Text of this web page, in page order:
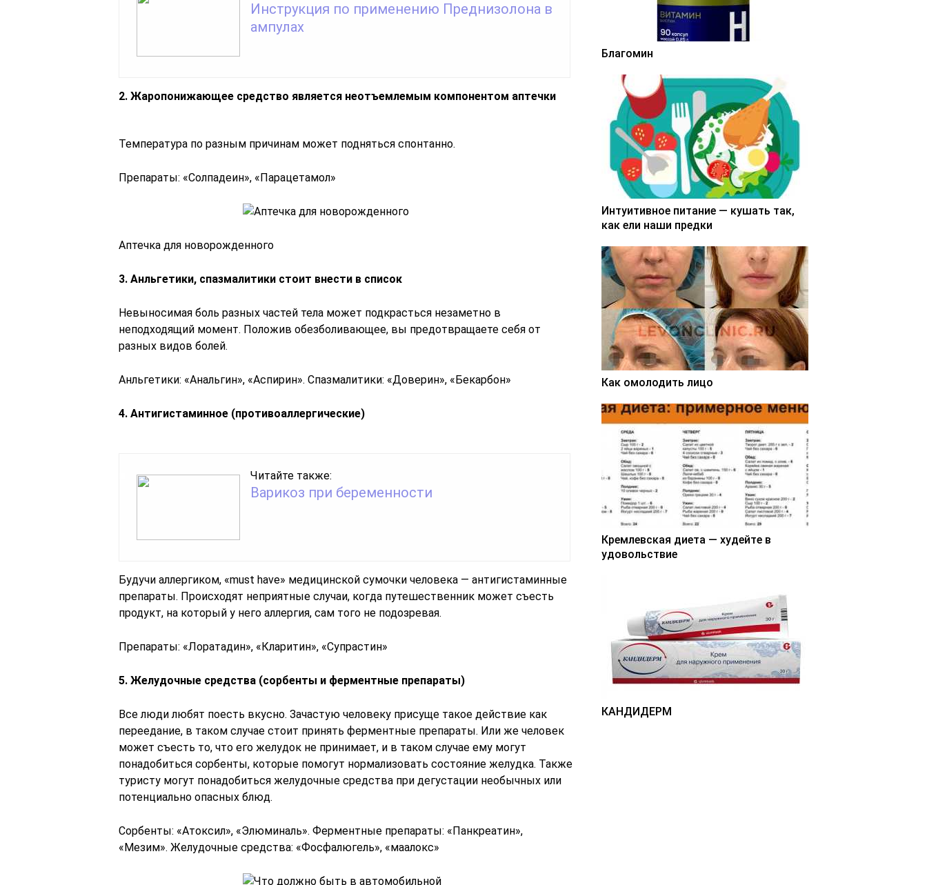
Инструкция по применению Преднизолона в
ампулах
2. Жаропонижающее средство является неотъемлемым компонентом аптечки
Температура по разным причинам может подняться спонтанно.
Препараты: «Солпадеин», «Парацетамол»
Аптечка для новорожденного
3. Анльгетики, спазмалитики стоит внести в список
Невыносимая боль разных частей тела может подкрасться незаметно в
неподходящий момент. Положив обезболивающее, вы предотвращаете себя от
разных видов болей.
Анльгетики: «Анальгин», «Аспирин». Спазмалитики: «Доверин», «Бекарбон»
4. Антигистаминное (противоаллергические)
Читайте также:
Варикоз при беременности
Будучи аллергиком, «must have» медицинской сумочки человека — антигистаминные
препараты. Происходят неприятные случаи, когда путешественник может съесть
продукт, на который у него аллергия, сам того не подозревая.
Препараты: «Лоратадин», «Кларитин», «Супрастин»
5. Желудочные средства (сорбенты и ферментные препараты)
Все люди любят поесть вкусно. Зачастую человеку присуще такое действие как
переедание, в таком случае стоит принять ферментные препараты. Или же человек
может съесть то, что его желудок не принимает, и в таком случае ему могут
понадобиться сорбенты, которые помогут нормализовать состояние желудка. Также
туристу могут понадобиться желудочные средства при дегустации необычных или
потенциально опасных блюд.
Сорбенты: «Атоксил», «Элюминаль». Ферментные препараты: «Панкреатин»,
«Мезим». Желудочные средства: «Фосфалюгель», «маалокс»
Благомин
Интуитивное питание — кушать так,
как ели наши предки
Как омолодить лицо
Кремлевская диета — худейте в
удовольствие
КАНДИДЕРМ